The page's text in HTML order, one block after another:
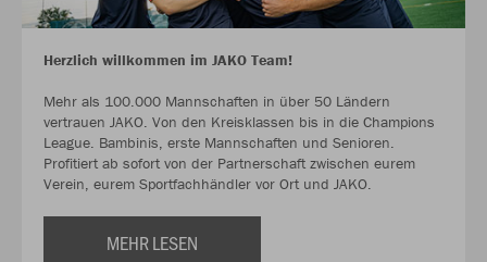
Herzlich willkommen im JAKO Team!
Mehr als 100.000 Mannschaften in über 50 Ländern
vertrauen JAKO. Von den Kreisklassen bis in die Champions
League. Bambinis, erste Mannschaften und Senioren.
Profitiert ab sofort von der Partnerschaft zwischen eurem
Verein, eurem Sportfachhändler vor Ort und JAKO.
MEHR LESEN